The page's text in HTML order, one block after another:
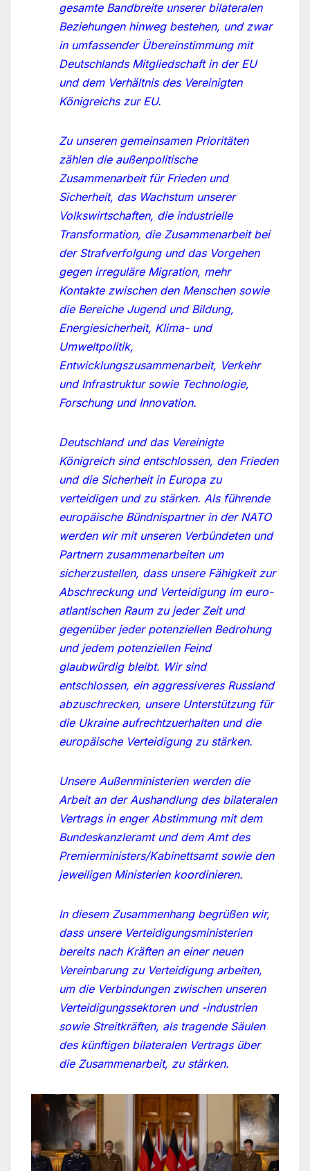
gesamte Bandbreite unserer bilateralen
Beziehungen hinweg bestehen, und zwar
in umfassender Übereinstimmung mit
Deutschlands Mitgliedschaft in der EU
und dem Verhältnis des Vereinigten
Königreichs zur EU.
Zu unseren gemeinsamen Prioritäten
zählen die außenpolitische
Zusammenarbeit für Frieden und
Sicherheit, das Wachstum unserer
Volkswirtschaften, die industrielle
Transformation, die Zusammenarbeit bei
der Strafverfolgung und das Vorgehen
gegen irreguläre Migration, mehr
Kontakte zwischen den Menschen sowie
die Bereiche Jugend und Bildung,
Energiesicherheit, Klima- und
Umweltpolitik,
Entwicklungszusammenarbeit, Verkehr
und Infrastruktur sowie Technologie,
Forschung und Innovation.
Deutschland und das Vereinigte
Königreich sind entschlossen, den Frieden
und die Sicherheit in Europa zu
verteidigen und zu stärken. Als führende
europäische Bündnispartner in der NATO
werden wir mit unseren Verbündeten und
Partnern zusammenarbeiten um
sicherzustellen, dass unsere Fähigkeit zur
Abschreckung und Verteidigung im euro-
atlantischen Raum zu jeder Zeit und
gegenüber jeder potenziellen Bedrohung
und jedem potenziellen Feind
glaubwürdig bleibt. Wir sind
entschlossen, ein aggressiveres Russland
abzuschrecken, unsere Unterstützung für
die Ukraine aufrechtzuerhalten und die
europäische Verteidigung zu stärken.
Unsere Außenministerien werden die
Arbeit an der Aushandlung des bilateralen
Vertrags in enger Abstimmung mit dem
Bundeskanzleramt und dem Amt des
Premierministers/Kabinettsamt sowie den
jeweiligen Ministerien koordinieren.
In diesem Zusammenhang begrüßen wir,
dass unsere Verteidigungsministerien
bereits nach Kräften an einer neuen
Vereinbarung zu Verteidigung arbeiten,
um die Verbindungen zwischen unseren
Verteidigungssektoren und -industrien
sowie Streitkräften, als tragende Säulen
des künftigen bilateralen Vertrags über
die Zusammenarbeit, zu stärken.